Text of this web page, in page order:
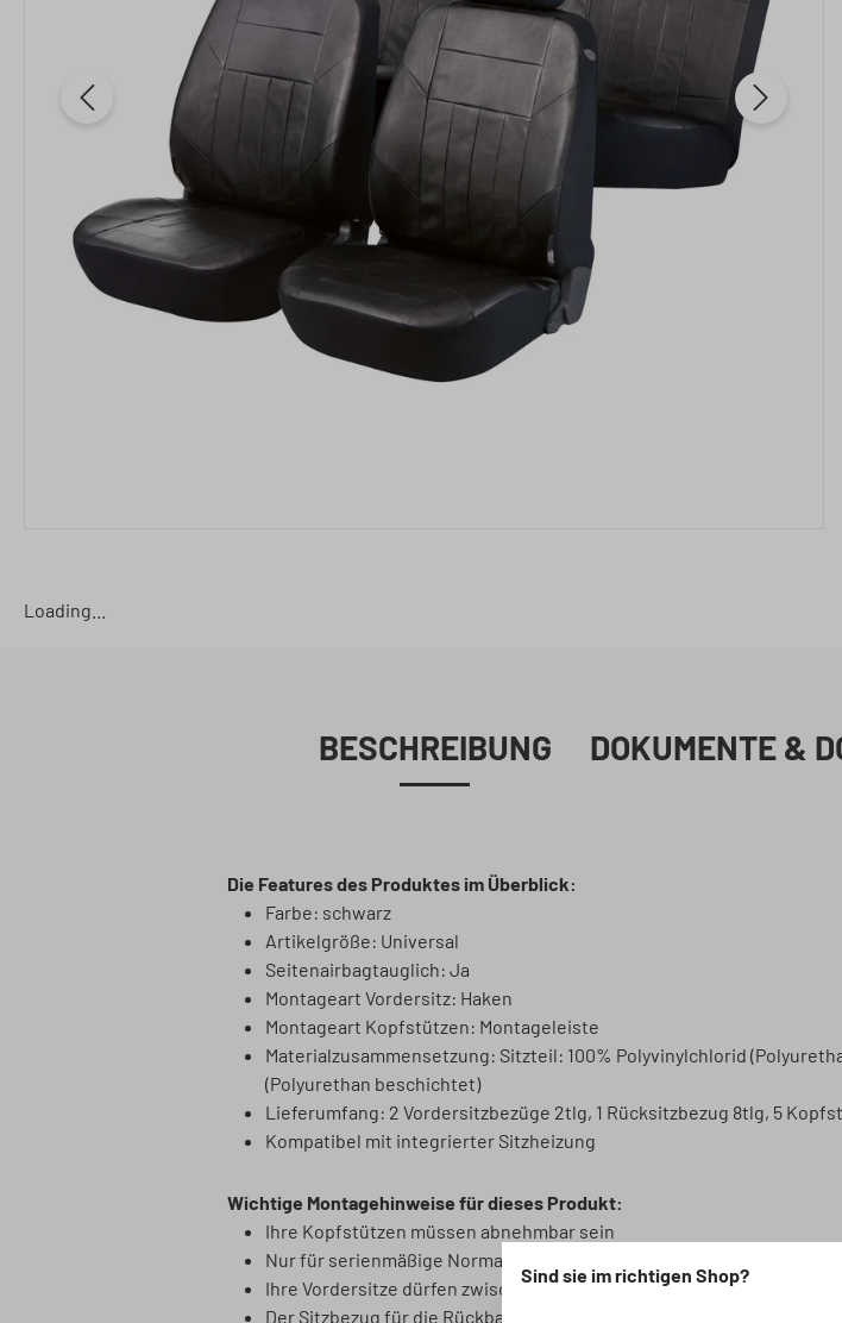
Loading...
BESCHREIBUNG DOKUMENTE &
Die Features des Produktes im Überblick:
Farbe: schwarz
Artikelgröße: Universal
Seitenairbagtauglich: Ja
Montageart Vordersitz: Haken
Montageart Kopfstützen: Montageleiste
Materialzusammensetzung: Sitzteil: 100% Polyvinylchlorid
(Polyurethan beschichtet)
Lieferumfang: 2 Vordersitzbezüge 2tlg, 1 Rücksitzbezug 8tlg, 5
Kompatibel mit integrierter Sitzheizung
Wichtige Montagehinweise für dieses Produkt:
Ihre Kopfstützen müssen abnehmbar sein
Nur für serienmäßige Normal-und Sportsitze geeignet (nicht für
Ihre Vordersitze dürfen zwischen Rückenlehne und Sitzfläche nicht
Der Sitzbezug für die Rückbank Lehne ist dank des Reißverschluss-
Sind sie im richtigen Shop?